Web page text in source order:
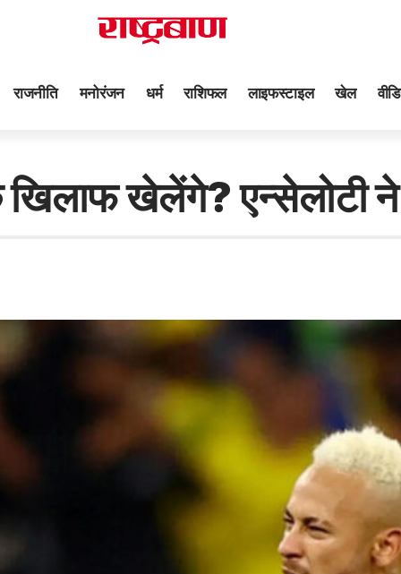
राजनीति मनोरंजन धर्म राशिफल लाइफस्टाइल खेल
खिलाफ खेलेंगे? एन्सेलोटी